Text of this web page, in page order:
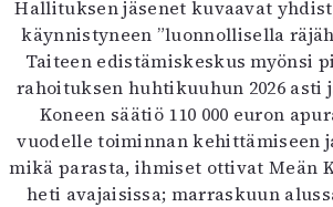
Hallituksen jäsenet kuvaavat
käynnistyneen ”luonnollisella
Taiteen edistämiskeskus myönsi
rahoituksen huhtikuuhun 2026 asti
Koneen säätiö 110 000 euron
vuodelle toiminnan kehittämiseen
mikä parasta, ihmiset ottivat Meän
heti avajaisissa; marraskuun